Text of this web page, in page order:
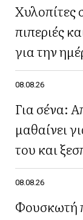
Χυλοπίτες
πιπεριές
για την
08.08.26
Για σένα:
μαθαίνει
του και
08.08.26
Φουσκωτή